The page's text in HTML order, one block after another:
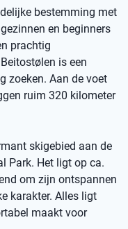
bestemming met
en beginners
prachtig
is een
zoeken. Aan de voet
ruim 320 kilometer
skigebied aan de
Park. Het ligt op ca.
om zijn ontspannen
karakter. Alles ligt
maakt voor